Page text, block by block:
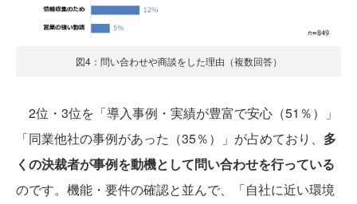
図4：問い合わせや商談をした理由（複数回答）
2位・3位を「導入事例・実績が豊富で安心（51％）」
「同業他社の事例があった（35％）」が占めており、 多
くの決裁者が事例を動機として問い合わせを行っている
のです。機能・要件の確認と並んで、「自社に近い環境